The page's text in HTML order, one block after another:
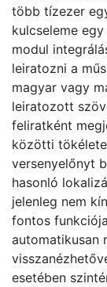
több tízezer
kulcseleme
modul
leiratozni a
magyar vagy
leiratozott
feliratként
közötti
versenyelőnyt
hasonló
jelenleg nem
fontos
automatikusan
esetében